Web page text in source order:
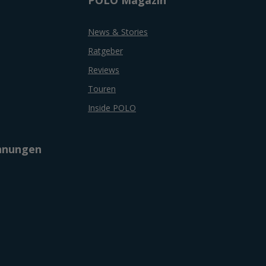
News & Stories
Ratgeber
Reviews
Touren
Inside POLO